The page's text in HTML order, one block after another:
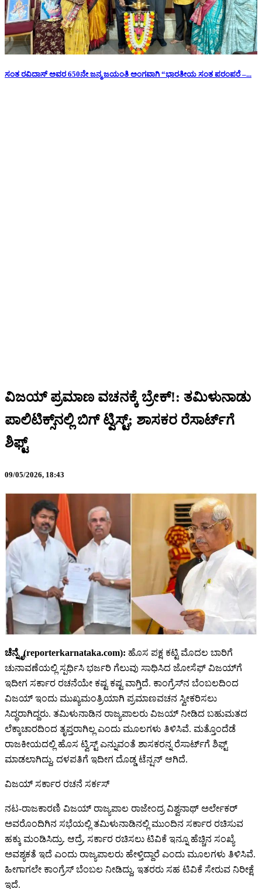
ಸಂತ ರವಿದಾಸ್ ಅವರ 650ನೇ ಜನ್ಮ ಜಯಂತಿ ಅಂಗವಾಗಿ “ಭಾರತೀಯ ಸಂತ ಪರಂಪರೆ –...
ವಿಜಯ್ ಪ್ರಮಾಣ ವಚನಕ್ಕೆ ಬ್ರೇಕ್!: ತಮಿಳುನಾಡು
ಪಾಲಿಟಿಕ್ಸ್​​ನಲ್ಲಿ ಬಿಗ್ ಟ್ವಿಸ್ಟ್​​; ಶಾಸಕರ ರೆಸಾರ್ಟ್​​ಗೆ
ಶಿಫ್ಟ್
09/05/2026, 18:43
ಚೆನ್ನೈ(reporterkarnataka.com): ಹೊಸ ಪಕ್ಷ ಕಟ್ಟಿ ಮೊದಲ ಬಾರಿಗೆ
ಚುನಾವಣೆಯಲ್ಲಿ ಸ್ಪರ್ಧಿಸಿ ಭರ್ಜರಿ ಗೆಲುವು ಸಾಧಿಸಿದ ಜೋಸೆಫ್​ ವಿಜಯ್​​ಗೆ
ಇದೀಗ ಸರ್ಕಾರ ರಚನೆಯೇ ಕಷ್ಟ ಕಷ್ಟ ವಾಗ್ತಿದೆ. ಕಾಂಗ್ರೆಸ್​​ನ ಬೆಂಬಲದಿಂದ
ವಿಜಯ್ ಇಂದು ಮುಖ್ಯಮಂತ್ರಿಯಾಗಿ ಪ್ರಮಾಣವಚನ ಸ್ವೀಕರಿಸಲು
ಸಿದ್ಧರಾಗಿದ್ದರು. ತಮಿಳುನಾಡಿನ ರಾಜ್ಯಪಾಲರು ವಿಜಯ್ ನೀಡಿದ ಬಹುಮತದ
ಲೆಕ್ಕಾಚಾರದಿಂದ ತೃಪ್ತರಾಗಿಲ್ಲ ಎಂದು ಮೂಲಗಳು ತಿಳಿಸಿವೆ. ಮತ್ತೊಂದೆಡೆ
ರಾಜಕೀಯದಲ್ಲಿ ಹೊಸ ಟ್ವಿಸ್ಟ್​ ಎನ್ನುವಂತೆ ಶಾಸಕರನ್ನ ರೆಸಾರ್ಟ್​​ಗೆ ಶಿಫ್ಟ್
ಮಾಡಲಾಗಿದ್ದು, ದಳಪತಿಗೆ ಇದೀಗ ದೊಡ್ಡ ಟೆನ್ಷನ್ ಆಗಿದೆ.
ವಿಜಯ್​​ ಸರ್ಕಾರ ರಚನೆ ಸರ್ಕಸ್​
ನಟ-ರಾಜಕಾರಣಿ ವಿಜಯ್ ರಾಜ್ಯಪಾಲ ರಾಜೇಂದ್ರ ವಿಶ್ವನಾಥ್ ಅರ್ಲೇಕರ್
ಅವರೊಂದಿಗಿನ ಸಭೆಯಲ್ಲಿ ತಮಿಳುನಾಡಿನಲ್ಲಿ ಮುಂದಿನ ಸರ್ಕಾರ ರಚಿಸುವ
ಹಕ್ಕು ಮಂಡಿಸಿದ್ರು. ಆದ್ರೆ, ಸರ್ಕಾರ ರಚಿಸಲು ಟಿವಿಕೆ ಇನ್ನೂ ಹೆಚ್ಚಿನ ಸಂಖ್ಯೆ
ಅವಶ್ಯಕತೆ ಇದೆ ಎಂದು ರಾಜ್ಯಪಾಲರು ಹೇಳ್ತಿದ್ದಾರೆ ಎಂದು ಮೂಲಗಳು ತಿಳಿಸಿವೆ.
ಹೀಗಾಗಲೇ ಕಾಂಗ್ರೆಸ್ ಬೆಂಬಲ ನೀಡಿದ್ದು, ಇತರರು ಸಹ ಟಿವಿಕೆ ಸೇರುವ ನಿರೀಕ್ಷೆ
ಇದೆ.